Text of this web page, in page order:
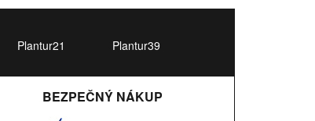
Plantur21
Plantur39
BEZPEČNÝ NÁKUP